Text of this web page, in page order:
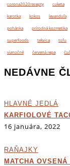
corona2020recepty cuketa
karotka kokos levanduľa
pohánka prírodná kozmetika
superfoods tekvica tofu
vianočné červená repa
NEDÁVNE
HLAVNÉ JEDLÁ
KARFIOLOVÉ
16 januára, 2022
RAŇAJKY
MATCHA